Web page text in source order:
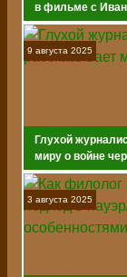
в фильме с
9 августа 2025
Глухой
миру о войне
3 августа 2025